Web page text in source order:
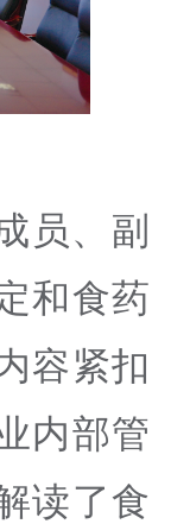
员、副
和食药
容紧扣
内部管
读了食